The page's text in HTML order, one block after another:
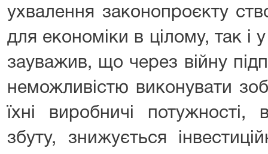
ухвалення законопроєкту
для економіки в цілому, так і
зауважив, що через війну
неможливістю виконувати
їхні виробничі
збуту, знижується